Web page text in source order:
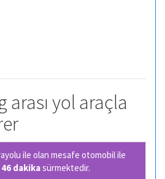
arası yol araçla
ile olan mesafe otomobil ile
dakikasürmektedir.